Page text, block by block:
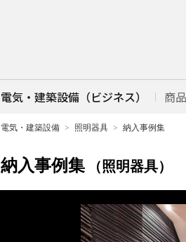
電気・建築設備（ビジネス） 商
電気・建築設備 照明器具 納入事例集
納入事例集 （照明器具）